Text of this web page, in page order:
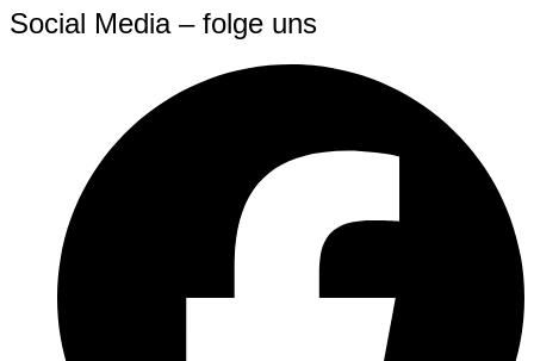
Social Media – folge uns